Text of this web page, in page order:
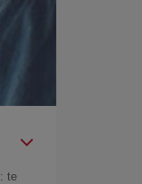
: te